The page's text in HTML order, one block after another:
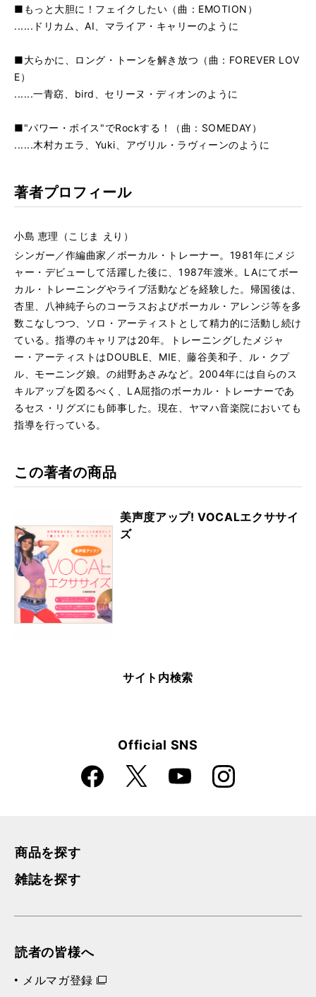
■もっと大胆に！フェイクしたい（曲：EMOTION）
......ドリカム、AI、マライア・キャリーのように
■大らかに、ロング・トーンを解き放つ（曲：FOREVER LOV
E）
......一青窈、bird、セリーヌ・ディオンのように
■"パワー・ボイス"でRockする！（曲：SOMEDAY）
......木村カエラ、Yuki、アヴリル・ラヴィーンのように
著者プロフィール
小島 恵理（こじま えり）
シンガー／作編曲家／ボーカル・トレーナー。1981年にメジ
ャー・デビューして活躍した後に、1987年渡米。LAにてボー
カル・トレーニングやライブ活動などを経験した。帰国後は、
杏里、八神純子らのコーラスおよびボーカル・アレンジ等を多
数こなしつつ、ソロ・アーティストとして精力的に活動し続け
ている。指導のキャリアは20年。トレーニングしたメジャ
ー・アーティストはDOUBLE、MIE、藤谷美和子、ル・クプ
ル、モーニング娘。の紺野あさみなど。2004年には自らのス
キルアップを図るべく、LA屈指のボーカル・トレーナーであ
るセス・リグズにも師事した。現在、ヤマハ音楽院においても
指導を行っている。
この著者の商品
美声度アップ! VOCALエクササイ
ズ
サイト内検索
Official SNS
Faceboo
k
X YouTube Instagra
m
商品を探す
雑誌を探す
読者の皆様へ
メルマガ登録